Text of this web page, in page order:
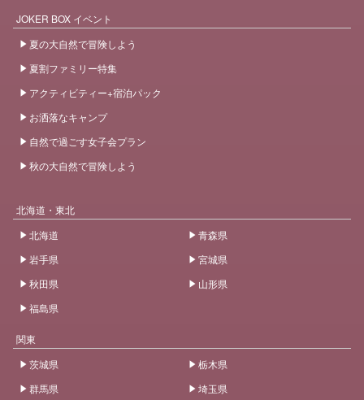
JOKER BOX イベント
夏の大自然で冒険しよう
夏割ファミリー特集
アクティビティー+宿泊パック
お洒落なキャンプ
自然で過ごす女子会プラン
秋の大自然で冒険しよう
北海道・東北
北海道
青森県
岩手県
宮城県
秋田県
山形県
福島県
関東
茨城県
栃木県
群馬県
埼玉県